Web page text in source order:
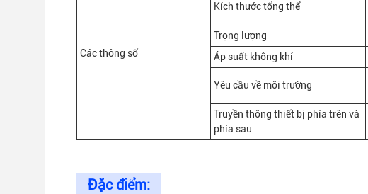
Các thông số
Kích thước tổng thể
Trọng lượng
Áp suất không khí
Yêu cầu về môi trường
Truyền thông thiết bị phía trên và
phía sau
Đặc điểm: